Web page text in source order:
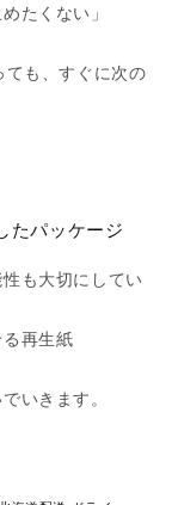
たくない」
ても、すぐに次の
たパッケージ
も大切にしてい
再生紙
いきます。